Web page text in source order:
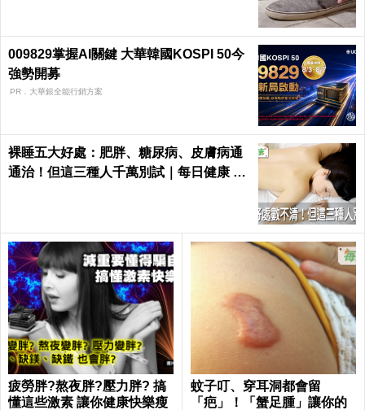
009829掌握AI關鍵 大華韓國KOSPI 50今
強勢開募
PR．大華銀全能行銷方案
裸睡五大好處：肥胖、糖尿病、皮膚病通
通治！但這三種人千萬別試｜每日健康 He
疲勞胖?熬夜胖?壓力胖? 搞
懂這些激素 讓你健康快樂瘦
蚊子叮、穿耳洞都會留
「疤」！「蟹足腫」讓你的